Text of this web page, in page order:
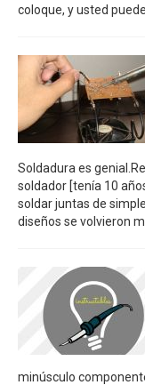
coloque, y usted
Soldadura es
soldador [tenía 10
soldar juntas de
diseños se volvieron
minúsculo